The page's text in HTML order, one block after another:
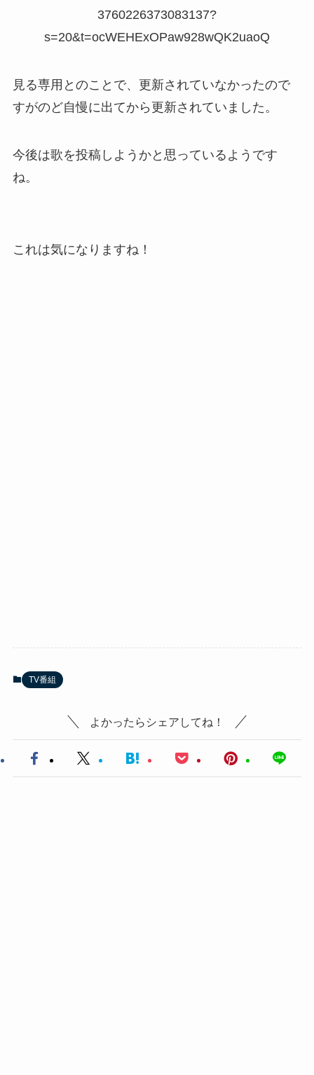
3760226373083137?
s=20&t=ocWEHExOPaw928wQK2uaoQ
見る専用とのことで、更新されていなかったので
すがのど自慢に出てから更新されていました。
今後は歌を投稿しようかと思っているようです
ね。
これは気になりますね！
TV番組
よかったらシェアしてね！